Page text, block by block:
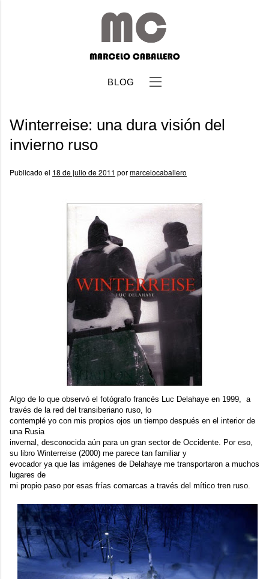
BLOG
Winterreise: una dura visión del
invierno ruso
Publicado el 18 de julio de 2011 pormarcelocaballero
Algo de lo que observó el fotógrafo francés Luc Delahaye en 1999, a
través de la red del transiberiano ruso, lo
contemplé yo con mis propios ojos un tiempo después en el interior de
una Rusia
invernal, desconocida aún para un gran sector de Occidente. Por eso,
su libro Winterreise (2000) me parece tan familiar y
evocador ya que las imágenes de Delahaye me transportaron a muchos
lugares de
mi propio paso por esas frías comarcas a través del mítico tren ruso.